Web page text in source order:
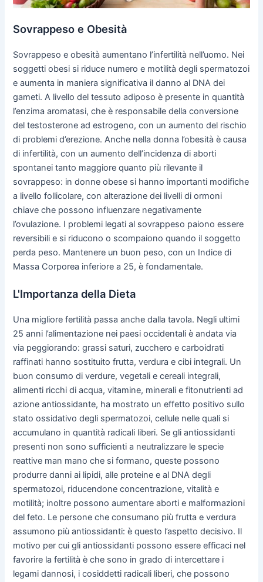
Sovrappeso e Obesità
Sovrappeso e obesità aumentano l’infertilità nell’uomo. Nei
soggetti obesi si riduce numero e motilità degli spermatozoi
e aumenta in maniera significativa il danno al DNA dei
gameti. A livello del tessuto adiposo è presente in quantità
l’enzima aromatasi, che è responsabile della conversione
del testosterone ad estrogeno, con un aumento del rischio
di problemi d’erezione. Anche nella donna l’obesità è causa
di infertilità, con un aumento dell’incidenza di aborti
spontanei tanto maggiore quanto più rilevante il
sovrappeso: in donne obese si hanno importanti modifiche
a livello follicolare, con alterazione dei livelli di ormoni
chiave che possono influenzare negativamente
l’ovulazione. I problemi legati al sovrappeso paiono essere
reversibili e si riducono o scompaiono quando il soggetto
perda peso. Mantenere un buon peso, con un Indice di
Massa Corporea inferiore a 25, è fondamentale.
L'Importanza della Dieta
Una migliore fertilità passa anche dalla tavola. Negli ultimi
25 anni l’alimentazione nei paesi occidentali è andata via
via peggiorando: grassi saturi, zucchero e carboidrati
raffinati hanno sostituito frutta, verdura e cibi integrali. Un
buon consumo di verdure, vegetali e cereali integrali,
alimenti ricchi di acqua, vitamine, minerali e fitonutrienti ad
azione antiossidante, ha mostrato un effetto positivo sullo
stato ossidativo degli spermatozoi, cellule nelle quali si
accumulano in quantità radicali liberi. Se gli antiossidanti
presenti non sono sufficienti a neutralizzare le specie
reattive man mano che si formano, queste possono
produrre danni ai lipidi, alle proteine e al DNA degli
spermatozoi, riducendone concentrazione, vitalità e
motilità; inoltre possono aumentare aborti e malformazioni
del feto. Le persone che consumano più frutta e verdura
assumono più antiossidanti: è questo l’aspetto decisivo. Il
motivo per cui gli antiossidanti possono essere efficaci nel
favorire la fertilità è che sono in grado di intercettare i
legami dannosi, i cosiddetti radicali liberi, che possono